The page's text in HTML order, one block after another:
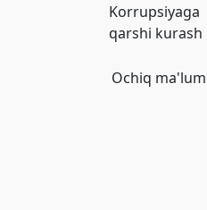
Korrupsiyaga
qarshi kurash
Ochiq